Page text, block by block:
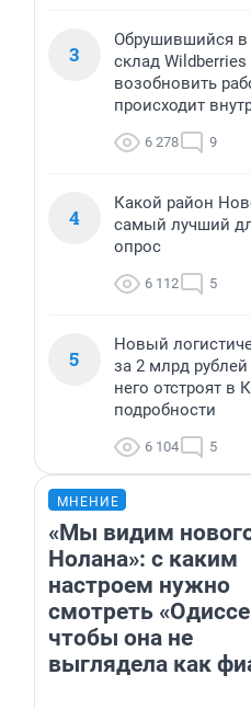
3
Обрушившийся в
склад Wildberries
возобновить
происходит
6 278 9
4
Какой район
самый лучший
опрос
6 112 5
5
Новый
за 2 млрд
него отстроят в
подробности
6 104 5
МНЕНИЕ
«Мы видим
Нолана»: с каким
настроем нужно
смотреть
чтобы она не
выглядела как